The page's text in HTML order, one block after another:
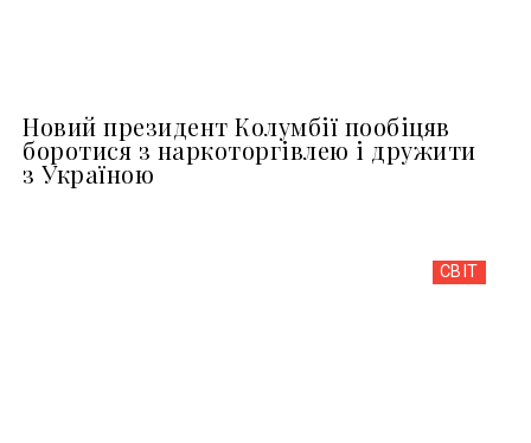
Новий президент Колумбії пообіцяв
боротися з наркоторгівлею і дружити
з Україною
СВІТ